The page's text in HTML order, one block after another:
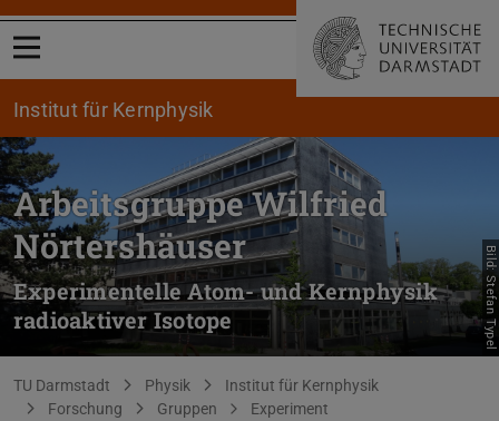
Menü öffnen
Institut für Kernphysik
Arbeitsgruppe Wilfried
Nörtershäuser
Experimentelle Atom- und Kernphysik
radioaktiver Isotope
Bild: Stefan Typel
Sie befinden sich hier:
TU Darmstadt Physik
Institut für Kernphysik
Forschung
Gruppen
Experiment